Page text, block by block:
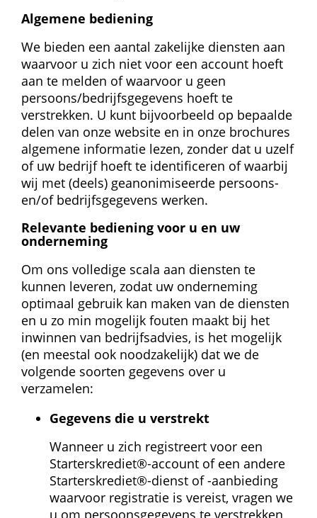
Algemene bediening
We bieden een aantal zakelijke diensten aan
waarvoor u zich niet voor een account hoeft
aan te melden of waarvoor u geen
persoons/bedrijfsgegevens hoeft te
verstrekken. U kunt bijvoorbeeld op bepaalde
delen van onze website en in onze brochures
algemene informatie lezen, zonder dat u uzelf
of uw bedrijf hoeft te identificeren of waarbij
wij met (deels) geanonimiseerde persoons-
en/of bedrijfsgegevens werken.
Relevante bediening voor u en uw
onderneming
Om ons volledige scala aan diensten te
kunnen leveren, zodat uw onderneming
optimaal gebruik kan maken van de diensten
en u zo min mogelijk fouten maakt bij het
inwinnen van bedrijfsadvies, is het mogelijk
(en meestal ook noodzakelijk) dat we de
volgende soorten gegevens over u
verzamelen:
Gegevens die u verstrekt
Wanneer u zich registreert voor een
Starterskrediet®-account of een andere
Starterskrediet®-dienst of -aanbieding
waarvoor registratie is vereist, vragen we
u om persoonsgegevens te verstrekken